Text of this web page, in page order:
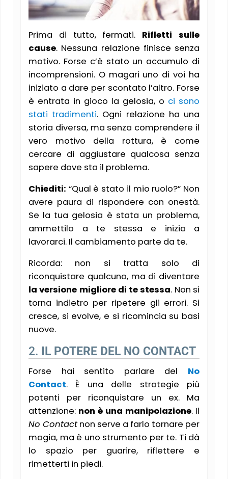
Prima di tutto, fermati. Rifletti sulle
cause. Nessuna relazione finisce senza
motivo. Forse c’è stato un accumulo di
incomprensioni. O magari uno di voi ha
iniziato a dare per scontato l’altro. Forse
è entrata in gioco la gelosia, o ci sono
stati tradimenti. Ogni relazione ha una
storia diversa, ma senza comprendere il
vero motivo della rottura, è come
cercare di aggiustare qualcosa senza
sapere dove sta il problema.
Chiediti: “Qual è stato il mio ruolo?” Non
avere paura di rispondere con onestà.
Se la tua gelosia è stata un problema,
ammettilo a te stessa e inizia a
lavorarci. Il cambiamento parte da te.
Ricorda: non si tratta solo di
riconquistare qualcuno, ma di diventare
la versione migliore di te stessa. Non si
torna indietro per ripetere gli errori. Si
cresce, si evolve, e si ricomincia su basi
nuove.
2. IL POTERE DEL NO CONTACT
Forse hai sentito parlare del No
Contact. È una delle strategie più
potenti per riconquistare un ex. Ma
attenzione: non è una manipolazione. Il
No Contactnon serve a farlo tornare per
magia, ma è uno strumento per te. Ti dà
lo spazio per guarire, riflettere e
rimetterti in piedi.